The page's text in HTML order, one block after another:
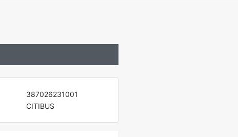
387026231001
CITIBUS